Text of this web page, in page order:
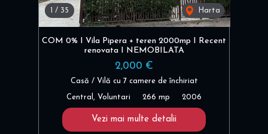
/ 35 Harta
COM 0% I Vila Pipera + teren 2000mp I Recent
renovata I NEMOBILATA
2,000 €
Casă / Vilă cu 7 camere de închiriat
Central, Voluntari 266 mp 2006
Vezi mai multe detalii